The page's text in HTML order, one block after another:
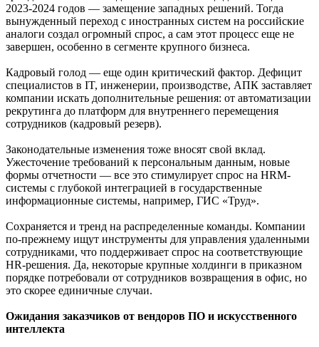
2023-2024 годов — замещение западных решений. Тогда
вынужденный переход с иностранных систем на российские
аналоги создал огромный спрос, а сам этот процесс еще не
завершен, особенно в сегменте крупного бизнеса.
Кадровый голод — еще один критический фактор. Дефицит
специалистов в IT, инженерии, производстве, АПК заставляет
компании искать дополнительные решения: от автоматизации
рекрутинга до платформ для внутреннего перемещения
сотрудников (кадровый резерв).
Законодательные изменения тоже вносят свой вклад.
Ужесточение требований к персональным данным, новые
формы отчетности — все это стимулирует спрос на HRM-
системы с глубокой интеграцией в государственные
информационные системы, например, ГИС «Труд».
Сохраняется и тренд на распределенные команды. Компании
по-прежнему ищут инструменты для управления удаленными
сотрудниками, что поддерживает спрос на соответствующие
HR-решения. Да, некоторые крупные холдинги в приказном
порядке потребовали от сотрудников возвращения в офис, но
это скорее единичные случаи.
Ожидания заказчиков от вендоров ПО и искусственного
интеллекта